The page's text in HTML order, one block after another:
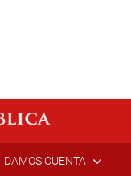
DAMOS CUENTA